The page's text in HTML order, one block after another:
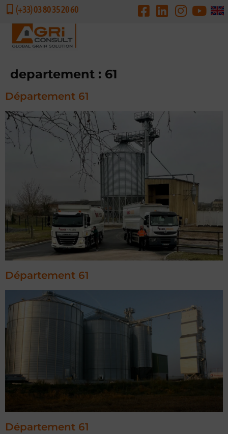
DEMANDE DE DEVIS
(+33) 03 80 35 20 60
departement : 61
Département 61
Département 61
Département 61